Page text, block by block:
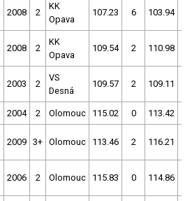
2008 2
KK
Opava
107.23 6 103.94
2008 2
KK
Opava
109.54 2 110.98
2003 2
VS
Desná
109.57 2 109.11
2004 2 Olomouc 115.02 0 113.42
2009 3+ Olomouc 113.46 2 116.21
2006 2 Olomouc 115.83 0 114.86